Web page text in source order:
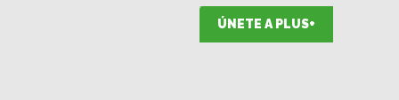
ÚNETE A PLUS+